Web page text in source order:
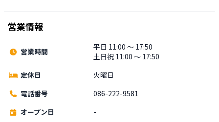
営業情報
営業時間
平日 11:00 〜 17:50
土日祝 11:00 〜 17:50
定休日
火曜日
電話番号
086-222-9581
オープン日
-